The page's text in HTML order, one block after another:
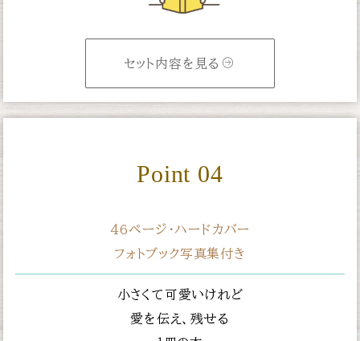
セット内容を見る
Point 04
46ページ・ハードカバー
フォトブック写真集付き
小さくて可愛いけれど
愛を伝え、残せる